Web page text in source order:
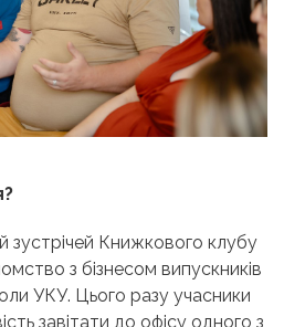
зустрічей Книжкового клубу
з бізнесом випускників
УКУ. Цього разу учасники
завітати до офісу одного з